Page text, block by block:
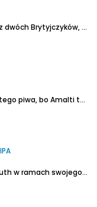
Kraftowiec z Madrytu, założony przez dwóch Brytyjczyków, którzy początkowo warzyli domowo, potem kontraktowo, od 2024 warzą u siebie.
Niełatwo było znaleźć pochodzenie tego piwa, bo Amalti to kontraktowiec z kastylijskiego Valladolid a na puszce widnieje jako producent Cervezas Artesanales de Cantabria z Liérganes w Knatabrii. Na ggogle mapsie pod tym adresem widnieje browar DouGall’s. Piwo jest bezglutenowe, a takich właśnie...
Znany browar z frankońskiego Bayreuth w ramach swojego projektu Maisel & Friends już od dobrych paru lat z zaprzyjaźnionymi piwowarami bardzo mocno już rozkręcił ten udany projekt, szczególnie limitowanych piw: